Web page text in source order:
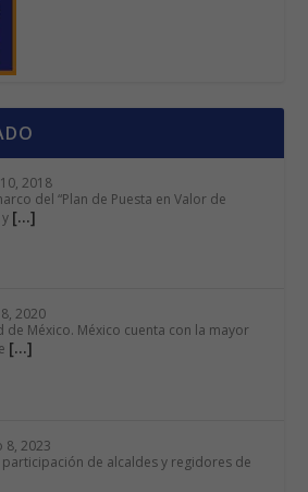
2018
del “Plan de Puesta en Valor de
[…]
2020
de México. México cuenta con la mayor
[…]
8, 2023
participación de alcaldes y regidores de